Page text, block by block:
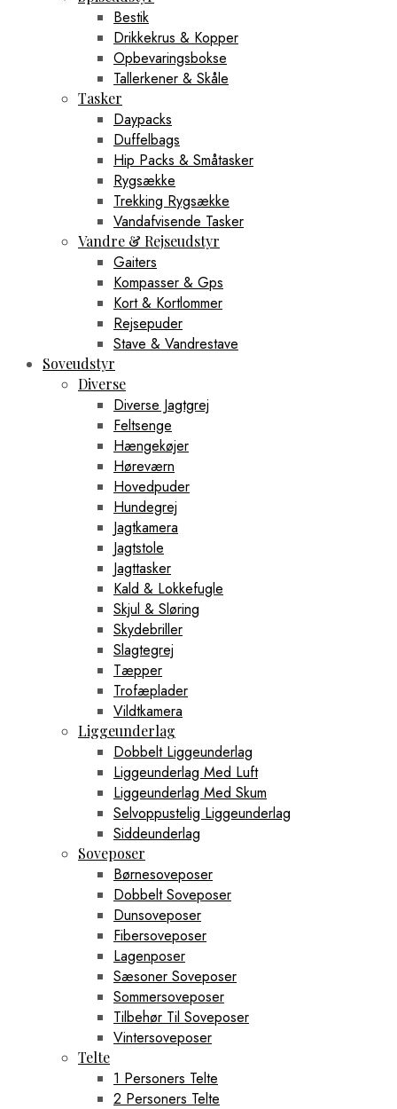
Bestik
Drikkekrus & Kopper
Opbevaringsbokse
Tallerkener & Skåle
Tasker
Daypacks
Duffelbags
Hip Packs & Småtasker
Rygsække
Trekking Rygsække
Vandafvisende Tasker
Vandre & Rejseudstyr
Gaiters
Kompasser & Gps
Kort & Kortlommer
Rejsepuder
Stave & Vandrestave
Soveudstyr
Diverse
Diverse Jagtgrej
Feltsenge
Hængekøjer
Høreværn
Hovedpuder
Hundegrej
Jagtkamera
Jagtstole
Jagttasker
Kald & Lokkefugle
Skjul & Sløring
Skydebriller
Slagtegrej
Tæpper
Trofæplader
Vildtkamera
Liggeunderlag
Dobbelt Liggeunderlag
Liggeunderlag Med Luft
Liggeunderlag Med Skum
Selvoppustelig Liggeunderlag
Siddeunderlag
Soveposer
Børnesoveposer
Dobbelt Soveposer
Dunsoveposer
Fibersoveposer
Lagenposer
Sæsoner Soveposer
Sommersoveposer
Tilbehør Til Soveposer
Vintersoveposer
Telte
1 Personers Telte
2 Personers Telte